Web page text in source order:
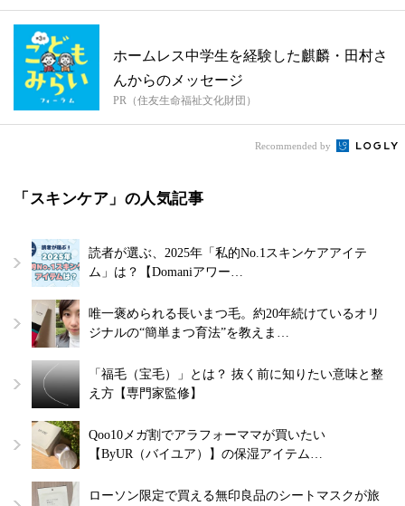
ホームレス中学生を経験した麒麟・田村さ
んからのメッセージ
PR（住友生命福祉文化財団）
Recommended by
「スキンケア」の人気記事
読者が選ぶ、2025年「私的No.1スキンケアアイテ
ム」は？【Domaniアワー…
唯一褒められる長いまつ毛。約20年続けているオリ
ジナルの“簡単まつ育法”を教えま…
「福毛（宝毛）」とは？ 抜く前に知りたい意味と整
え方【専門家監修】
Qoo10メガ割でアラフォーママが買いたい
【ByUR（バイユア）】の保湿アイテム…
ローソン限定で買える無印良品のシートマスクが旅